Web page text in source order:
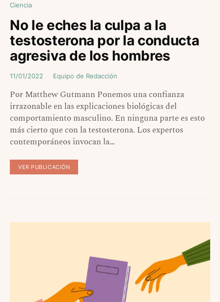
Ciencia
No le eches la culpa a la
testosterona por la conducta
agresiva de los hombres
11/01/2022 Equipo de Redacción
Por Matthew Gutmann Ponemos una confianza
irrazonable en las explicaciones biológicas del
comportamiento masculino. En ninguna parte es esto
más cierto que con la testosterona. Los expertos
contemporáneos invocan la…
VER PUBLICACIÓN